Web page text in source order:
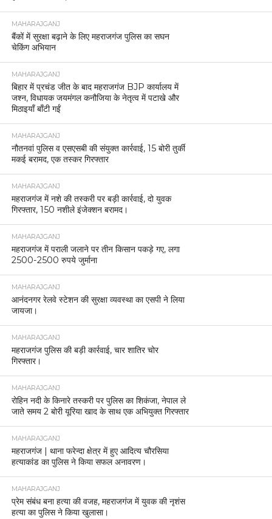
MAHARAJGANJ
बैंकों में सुरक्षा बढ़ाने के लिए महराजगंज पुलिस का सघन
चेकिंग अभियान
MAHARAJGANJ
बिहार में प्रचंड जीत के बाद महराजगंज BJP कार्यालय में
जश्न, विधायक जयमंगल कनौजिया के नेतृत्व में पटाखे और
मिठाइयाँ बाँटी गईं
MAHARAJGANJ
नौतनवां पुलिस व एसएसबी की संयुक्त कार्रवाई, 15 बोरी तुर्की
मकई बरामद, एक तस्कर गिरफ्तार
MAHARAJGANJ
महराजगंज में नशे की तस्करी पर बड़ी कार्रवाई, दो युवक
गिरफ्तार, 150 नशीले इंजेक्शन बरामद।
MAHARAJGANJ
महराजगंज में पराली जलाने पर तीन किसान पकड़े गए, लगा
2500-2500 रुपये जुर्माना
MAHARAJGANJ
आनंदनगर रेलवे स्टेशन की सुरक्षा व्यवस्था का एसपी ने लिया
जायजा।
MAHARAJGANJ
महराजगंज पुलिस की बड़ी कार्रवाई, चार शातिर चोर
गिरफ्तार।
MAHARAJGANJ
रोहिन नदी के किनारे तस्करी पर पुलिस का शिकंजा, नेपाल ले
जाते समय 2 बोरी यूरिया खाद के साथ एक अभियुक्त गिरफ्तार
MAHARAJGANJ
महराजगंज | थाना फरेन्दा क्षेत्र में हुए आदित्य चौरसिया
हत्याकांड का पुलिस ने किया सफल अनावरण।
MAHARAJGANJ
प्रेम संबंध बना हत्या की वजह, महराजगंज में युवक की नृशंस
हत्या का पुलिस ने किया खुलासा।